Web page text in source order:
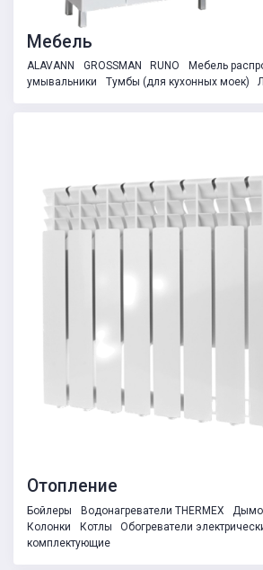
Мебель
ALAVANN GROSSMAN RUNO Мебель
умывальники
Тумбы (для кухонных моек)
Отопление
Бойлеры Водонагреватели THERMEX
Колонки
Котлы Обогреватели
комплектующие